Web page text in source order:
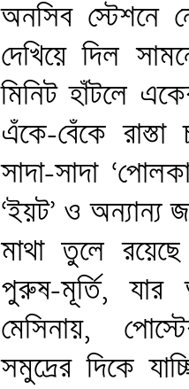
অনসিব স্টেশনে
দেখিয়ে দিল
মিনিট হাঁটলে
এঁকে-বেঁকে
সাদা-সাদা
‘ইয়ট’ ও অন্যান্য
মাথা তুলে
পুরুষ-মূর্তি, যার
মেসিনায়,
সমুদ্রের দিকে